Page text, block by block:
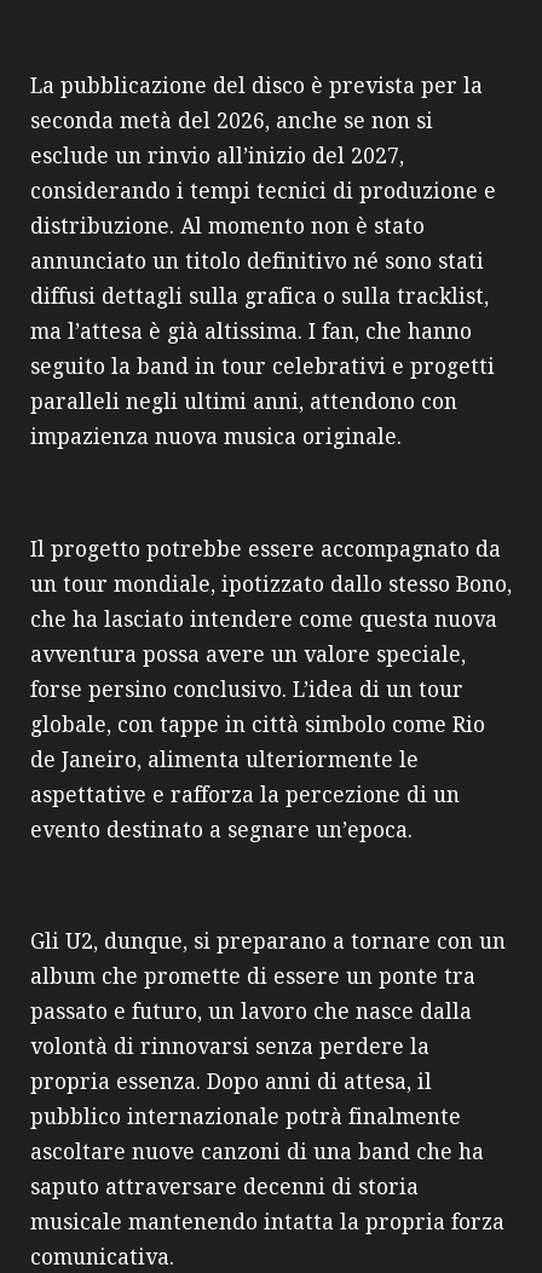
La pubblicazione del disco è prevista per la
seconda metà del 2026, anche se non si
esclude un rinvio all’inizio del 2027,
considerando i tempi tecnici di produzione e
distribuzione. Al momento non è stato
annunciato un titolo definitivo né sono stati
diffusi dettagli sulla grafica o sulla tracklist,
ma l’attesa è già altissima. I fan, che hanno
seguito la band in tour celebrativi e progetti
paralleli negli ultimi anni, attendono con
impazienza nuova musica originale.
Il progetto potrebbe essere accompagnato da
un tour mondiale, ipotizzato dallo stesso Bono,
che ha lasciato intendere come questa nuova
avventura possa avere un valore speciale,
forse persino conclusivo. L’idea di un tour
globale, con tappe in città simbolo come Rio
de Janeiro, alimenta ulteriormente le
aspettative e rafforza la percezione di un
evento destinato a segnare un’epoca.
Gli U2, dunque, si preparano a tornare con un
album che promette di essere un ponte tra
passato e futuro, un lavoro che nasce dalla
volontà di rinnovarsi senza perdere la
propria essenza. Dopo anni di attesa, il
pubblico internazionale potrà finalmente
ascoltare nuove canzoni di una band che ha
saputo attraversare decenni di storia
musicale mantenendo intatta la propria forza
comunicativa.